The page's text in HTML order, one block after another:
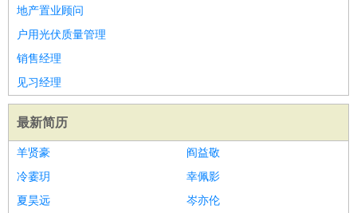
地产置业顾问
户用光伏质量管理
销售经理
见习经理
最新简历
羊贤豪
阎益敬
冷霎玥
幸佩影
夏昊远
岑亦伦